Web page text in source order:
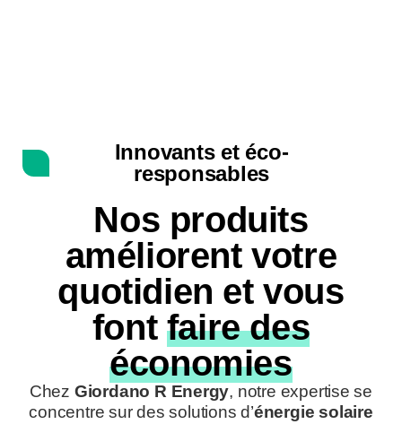
Innovants et éco-
responsables
Nos produits
améliorent votre
quotidien et vous
font faire des
économies
Chez Giordano R Energy, notre expertise se
concentre sur des solutions d’énergie solaire